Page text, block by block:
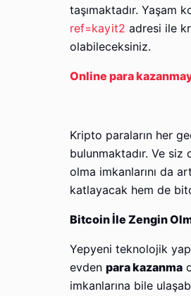
taşımaktadır. Yaşam
ref=kayit2 adresi ile
olabileceksiniz.
Online para
Kripto paraların her
bulunmaktadır. Ve siz
olma imkanlarını da
katlayacak hem de
Bitcoin İle Zengin
Yepyeni teknolojik
evden para kazanma
imkanlarına bile